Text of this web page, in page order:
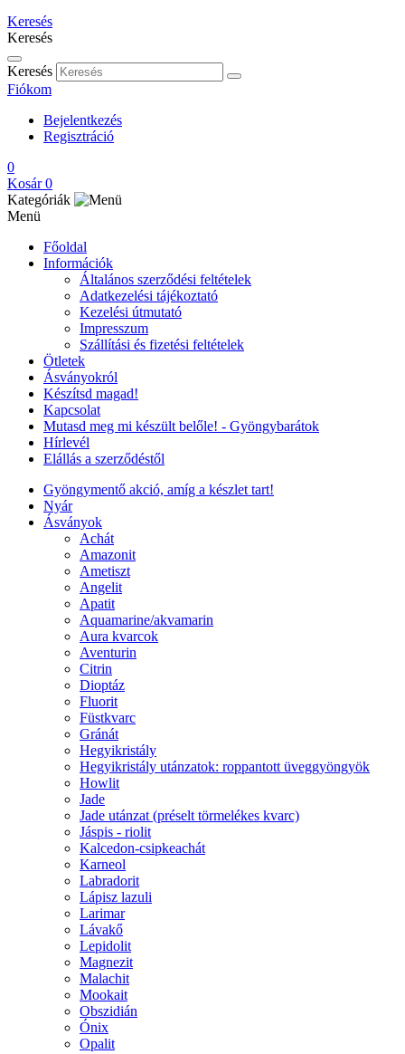
Keresés
Keresés
Keresés
Fiókom
Bejelentkezés
Regisztráció
0
Kosár 0
Kategóriák
Menü
Főoldal
Információk
Általános szerződési feltételek
Adatkezelési tájékoztató
Kezelési útmutató
Impresszum
Szállítási és fizetési feltételek
Ötletek
Ásványokról
Készítsd magad!
Kapcsolat
Mutasd meg mi készült belőle! - Gyöngybarátok
Hírlevél
Elállás a szerződéstől
Gyöngymentő akció, amíg a készlet tart!
Nyár
Ásványok
Achát
Amazonit
Ametiszt
Angelit
Apatit
Aquamarine/akvamarin
Aura kvarcok
Aventurin
Citrin
Dioptáz
Fluorit
Füstkvarc
Gránát
Hegyikristály
Hegyikristály utánzatok: roppantott üveggyöngyök
Howlit
Jade
Jade utánzat (préselt törmelékes kvarc)
Jáspis - riolit
Kalcedon-csipkeachát
Karneol
Labradorit
Lápisz lazuli
Larimar
Lávakő
Lepidolit
Magnezit
Malachit
Mookait
Obszidián
Ónix
Opalit